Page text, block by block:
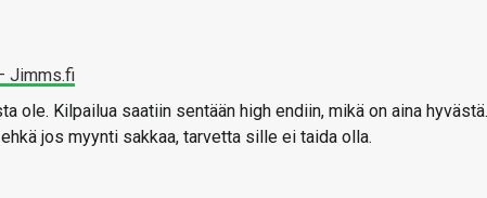
Jimms.fi
ole. Kilpailua saatiin sentään high endiin, mikä on aina hyvästä.
jos myynti sakkaa, tarvetta sille ei taida olla.